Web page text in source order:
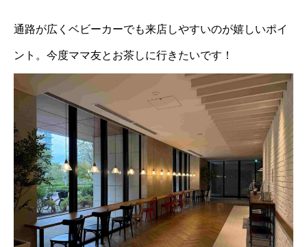
通路が広くベビーカーでも来店しやすいのが嬉しいポイ
ント。今度ママ友とお茶しに行きたいです！